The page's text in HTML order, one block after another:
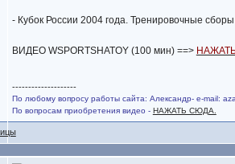
- Кубок России 2004 года. Тренировочные
ВИДЕО WSPORTSHATOY (100 мин) ==>
--------------------
По любому вопросу работы сайта: Александр- e-mail:
По вопросам приобретения видео - НАЖАТЬ СЮДА.